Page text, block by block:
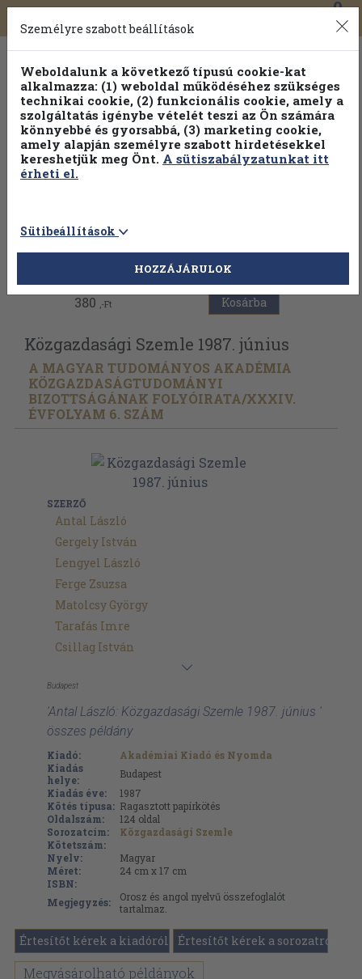
Toggle
navigation
0
Vissza az előző oldalra
380 ,-Ft Kosárba
Közgazdasági Szemle 1987. június
A MAGYAR TUDOMÁNYOS AKADÉMIA
KÖZGAZDASÁGTUDOMÁNYI
BIZOTTSÁGÁNAK FOLYÓIRATA/XXXIV.
ÉVFOLYAM 6. SZÁM
SZERZŐ
Antal László
Gergely István
Lengyel László
Ferge Zsuzsa
Matolcsy György
Tarafás Imre
Csillag István
Budapest
'Antal László: Közgazdasági Szemle 1987. június '
összes példány
Kiadó:
Akadémiai Kiadó és Nyomda
Kiadás
helye:
Budapest
Kiadás éve:
1987
Kötés típusa: Ragasztott papírkötés
Oldalszám:
124 oldal
Sorozatcím:
Közgazdasági Szemle
Kötetszám:
Nyelv:
Magyar
Méret:
24 cm x 17 cm
ISBN:
Megjegyzés:
Orosz és angol nyelvű összefoglalót
tartalmaz.
Értesítőt kérek a kiadóról Értesítőt kérek a sorozatról
Megvásárolható példányok
Személyre szabott beállítások
Weboldalunk a következő típusú cookie-kat
alkalmazza: (1) weboldal működéséhez szükséges
technikai cookie, (2) funkcionális cookie, amely a
szolgáltatás igénybe vételét teszi az Ön számára
könnyebbé és gyorsabbá, (3) marketing cookie,
amely alapján személyre szabott hirdetésekkel
kereshetjük meg Önt. A sütiszabályzatunkat itt
érheti el.
Sütibeállítások
HOZZÁJÁRULOK